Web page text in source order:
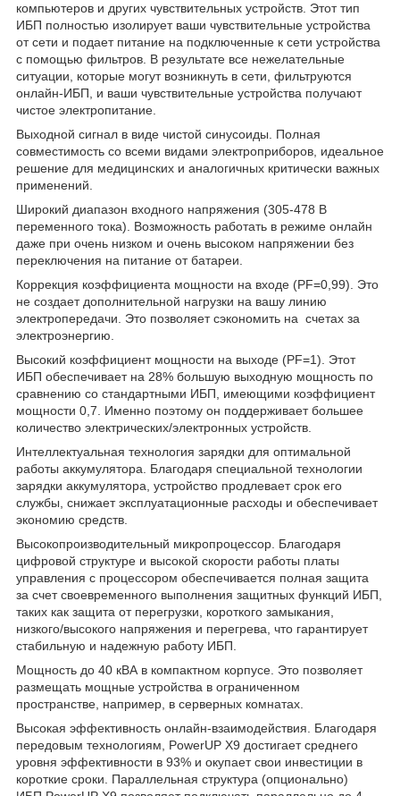
компьютеров и других чувствительных устройств. Этот тип
ИБП полностью изолирует ваши чувствительные устройства
от сети и подает питание на подключенные к сети устройства
с помощью фильтров. В результате все нежелательные
ситуации, которые могут возникнуть в сети, фильтруются
онлайн-ИБП, и ваши чувствительные устройства получают
чистое электропитание.
Выходной сигнал в виде чистой синусоиды. Полная
совместимость со всеми видами электроприборов, идеальное
решение для медицинских и аналогичных критически важных
применений.
Широкий диапазон входного напряжения (305-478 В
переменного тока). Возможность работать в режиме онлайн
даже при очень низком и очень высоком напряжении без
переключения на питание от батареи.
Коррекция коэффициента мощности на входе (PF=0,99). Это
не создает дополнительной нагрузки на вашу линию
электропередачи. Это позволяет сэкономить на счетах за
электроэнергию.
Высокий коэффициент мощности на выходе (PF=1). Этот
ИБП обеспечивает на 28% большую выходную мощность по
сравнению со стандартными ИБП, имеющими коэффициент
мощности 0,7. Именно поэтому он поддерживает большее
количество электрических/электронных устройств.
Интеллектуальная технология зарядки для оптимальной
работы аккумулятора. Благодаря специальной технологии
зарядки аккумулятора, устройство продлевает срок его
службы, снижает эксплуатационные расходы и обеспечивает
экономию средств.
Высокопроизводительный микропроцессор. Благодаря
цифровой структуре и высокой скорости работы платы
управления с процессором обеспечивается полная защита
за счет своевременного выполнения защитных функций ИБП,
таких как защита от перегрузки, короткого замыкания,
низкого/высокого напряжения и перегрева, что гарантирует
стабильную и надежную работу ИБП.
Мощность до 40 кВА в компактном корпусе. Это позволяет
размещать мощные устройства в ограниченном
пространстве, например, в серверных комнатах.
Высокая эффективность онлайн-взаимодействия. Благодаря
передовым технологиям, PowerUP X9 достигает среднего
уровня эффективности в 93% и окупает свои инвестиции в
короткие сроки. Параллельная структура (опционально)